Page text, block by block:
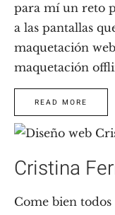
para mí un reto
a las pantallas
maquetación
maquetación
READ MORE
Cristina
Come bien